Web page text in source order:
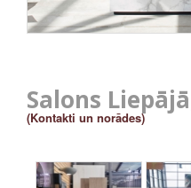
Salons Liepājā
(Kontakti un norādes)